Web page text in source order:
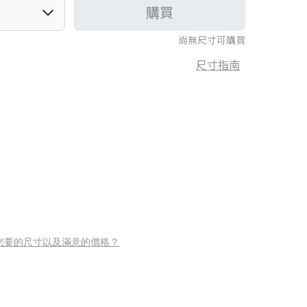
尚無尺寸可購買
購買
尺寸指南
要的尺寸以及滿意的價格？